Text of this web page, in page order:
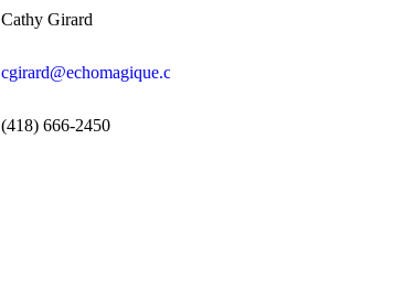
Cathy Girard
cgirard@echomagique.com
(418) 666-2450